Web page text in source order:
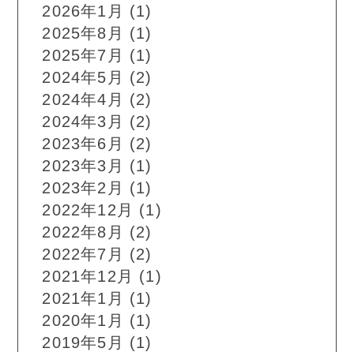
2026年1月
(1)
2025年8月
(1)
2025年7月
(1)
2024年5月
(2)
2024年4月
(2)
2024年3月
(2)
2023年6月
(2)
2023年3月
(1)
2023年2月
(1)
2022年12月
(1)
2022年8月
(2)
2022年7月
(2)
2021年12月
(1)
2021年1月
(1)
2020年1月
(1)
2019年5月
(1)